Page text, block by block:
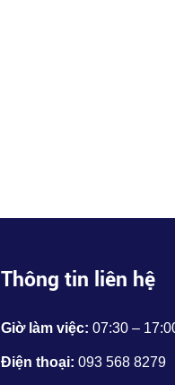
Thông tin liên hệ
Giờ làm việc: 07:30 –
Điện thoại: 093 568 8279